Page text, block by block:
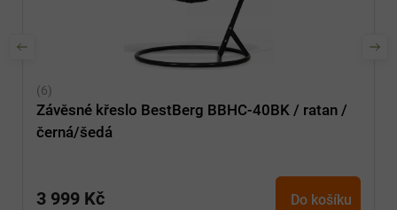
Závěsné křeslo BestBerg BBHC-40BK / ratan /
černá/šedá
3 999 Kč Do košíku